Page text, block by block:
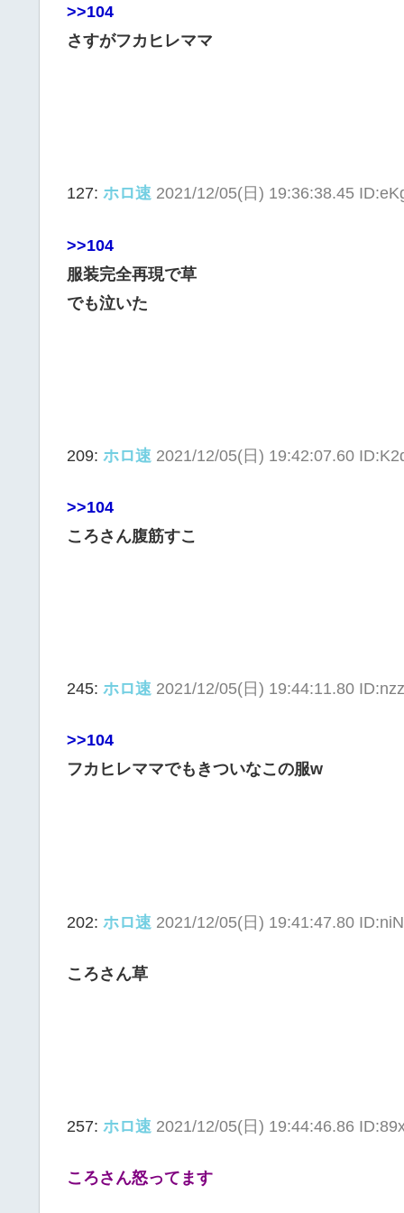
>>104
さすがフカヒレママ
127: ホロ速 2021/12/05(日) 19:36:38.45
>>104
服装完全再現で草
でも泣いた
209: ホロ速 2021/12/05(日) 19:42:07.60
>>104
ころさん腹筋すこ
245: ホロ速 2021/12/05(日) 19:44:11.80
>>104
フカヒレママでもきついなこの服w
202: ホロ速 2021/12/05(日) 19:41:47.80
ころさん草
257: ホロ速 2021/12/05(日) 19:44:46.86
ころさん怒ってます